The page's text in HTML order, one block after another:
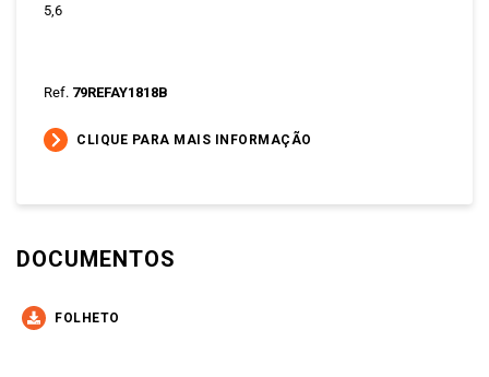
5,6
Ref. 79REFAY1818B
CLIQUE PARA MAIS INFORMAÇÃO
DOCUMENTOS
FOLHETO